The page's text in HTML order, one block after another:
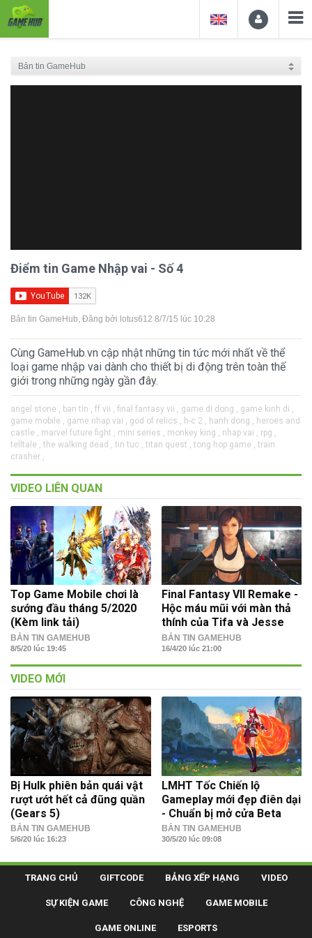
Điểm tin Game Nhập vai - Số 4
Bản tin GameHub, Đăng bởi lotus612 8/7/15 lúc 10:28
Cùng GameHub.vn cập nhật những tin tức mới nhất về thể
loại game nhập vai dành cho thiết bị di động trên toàn thế
giới trong những ngày gần đây.
angel stone , ban tin , ff vii , final fantasy vii , game di dong , game kinh di ,
game mobile , game nhap vai , god of relics , h-c 2 , hanh dong , heroes and
castle , marvel future fight , mini series , monkey king , nhap vai , rpg ,
telltale , the walking dead , tin tuc , titan quest , tong hop game , train
crasher ,
VIDEO LIÊN QUAN
Top Game Mobile chơi là
sướng đầu tháng 5/2020
(Kèm link tải)
BẢN TIN GAMEHUB
8/5/20 lúc 19:45
Final Fantasy VII Remake -
Hộc máu mũi với màn thả
thính của Tifa và Jesse
BẢN TIN GAMEHUB
16/4/20 lúc 21:00
VIDEO MỚI
Bị Hulk phiên bản quái vật
rượt ướt hết cả đũng quần
(Gears 5)
BẢN TIN GAMEHUB
5/6/20 lúc 16:23
LMHT Tốc Chiến lộ
Gameplay mới đẹp điên dại
- Chuẩn bị mở cửa Beta
BẢN TIN GAMEHUB
30/5/20 lúc 09:08
TRANG CHỦ GIFTCODE BẢNG XẾP HẠNG VIDEO
SỰ KIỆN GAME CÔNG NGHỆ GAME MOBILE
GAME ONLINE ESPORTS